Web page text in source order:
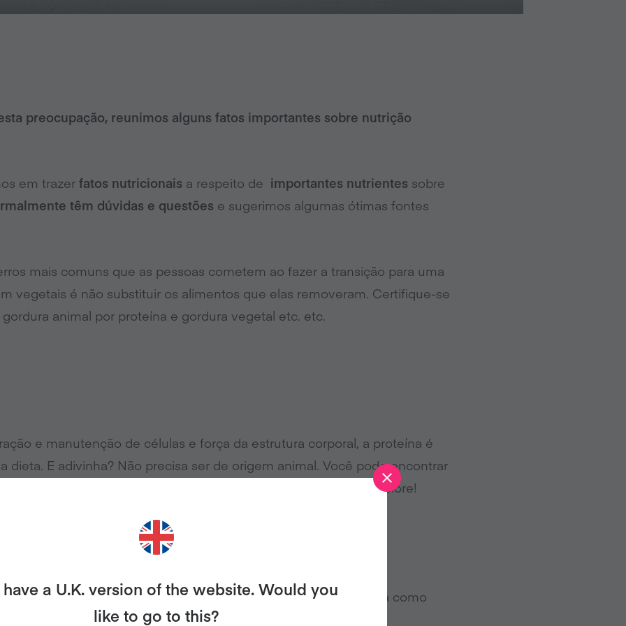
preocupação, reunimos alguns fatos importantes sobre nutrição
em trazer fatos nutricionais a respeito de importantes nutrientes sobre
têm dúvidas e questões e sugerimos algumas ótimas fontes
mais comuns que as pessoas cometem ao fazer a transição para uma
vegetais é não substituir os alimentos que elas removeram. Certifique-se
animal por proteína e gordura vegetal etc. etc.
e manutenção de células e força da estrutura corporal, a proteína é
dieta. E adivinha? Não precisa ser de origem animal. Você pode encontrar
os alimentos. Existem muitas fontes vegetais por aí, então explore!
amendoins, ervilhas, lentilhas, sojas (feijões e produtos de soja como
a U.K. version of the website. Would you
like to go to this?